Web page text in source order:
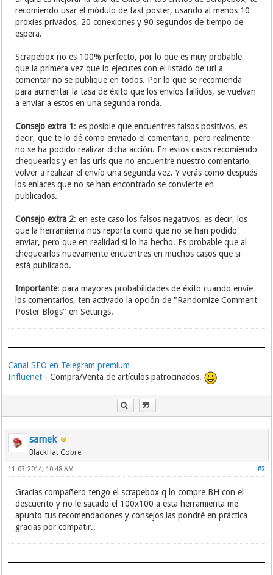
recomiendo usar el módulo de fast poster, usando al menos 10
proxies privados, 20 conexiones y 90 segundos de tiempo de
espera.
Scrapebox no es 100% perfecto, por lo que es muy probable
que la primera vez que lo ejecutes con el listado de url a
comentar no se publique en todos. Por lo que se recomienda
para aumentar la tasa de éxito que los envíos fallidos, se vuelvan
a enviar a estos en una segunda ronda.
Consejo extra 1: es posible que encuentres falsos positivos, es
decir, que te lo dé como enviado el comentario, pero realmente
no se ha podido realizar dicha acción. En estos casos recomiendo
chequearlos y en las urls que no encuentre nuestro comentario,
volver a realizar el envío una segunda vez. Y verás como después
los enlaces que no se han encontrado se convierte en
publicados.
Consejo extra 2: en este caso los falsos negativos, es decir, los
que la herramienta nos reporta como que no se han podido
enviar, pero que en realidad si lo ha hecho. Es probable que al
chequearlos nuevamente encuentres en muchos casos que si
está publicado.
Importante: para mayores probabilidades de éxito cuando envíe
los comentarios, ten activado la opción de "Randomize Comment
Poster Blogs" en Settings.
Canal SEO en Telegram premium
Influenet - Compra/Venta de artículos patrocinados.
samek
BlackHat Cobre
#2
11-03-2014, 10:48 AM
Gracias compañero tengo el scrapebox q lo compre BH con el
descuento y no le sacado el 100x100 a esta herramienta me
apunto tus recomendaciones y consejos las pondré en práctica
gracias por compatir..